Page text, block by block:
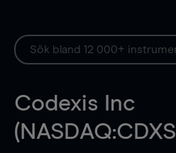
Codexis Inc